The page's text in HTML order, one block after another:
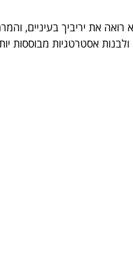
את יריביך בעיניים,
ולבנות אסטרטגיות מבוססות